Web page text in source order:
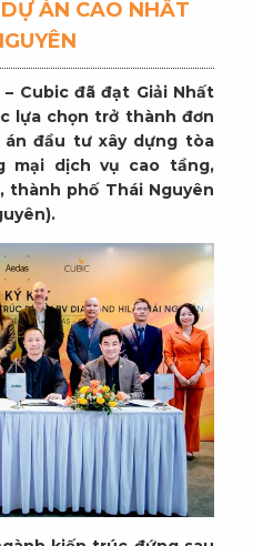
ÁN CAO NHẤT
Cubic đã đạt Giải Nhất
lựa chọn trở thành đơn
đầu tư xây dựng tòa
mại dịch vụ cao tầng,
thành phố Thái Nguyên